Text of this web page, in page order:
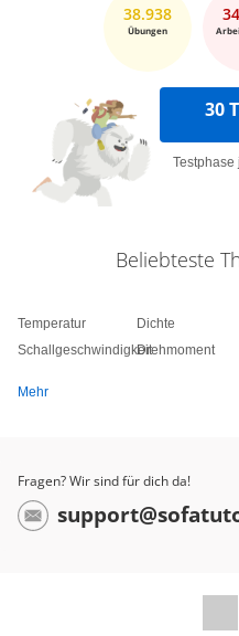
38.938
Übungen
30
Beliebteste
Temperatur
Schallgeschwindigkeit
Dichte
Drehmoment
Mehr
Fragen? Wir sind für dich da!